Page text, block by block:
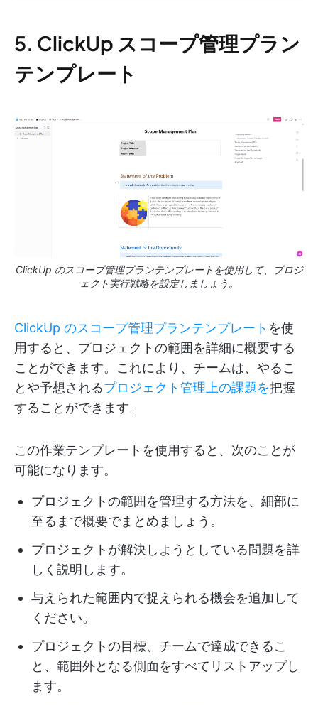
5. ClickUp スコープ管理プラン
テンプレート
ClickUp のスコープ管理プランテンプレートを使用して、プロジ
ェクト実行戦略を設定しましょう。
ClickUp のスコープ管理プランテンプレート を使
用すると、プロジェクトの範囲を詳細に概要する
ことができます。これにより、チームは、やるこ
とや予想されるプロジェクト管理上の課題を把握
することができます。
この作業テンプレートを使用すると、次のことが
可能になります。
プロジェクトの範囲を管理する方法を、細部に
至るまで概要でまとめましょう。
プロジェクトが解決しようとしている問題を詳
しく説明します。
与えられた範囲内で捉えられる機会を追加して
ください。
プロジェクトの目標、チームで達成できるこ
と、範囲外となる側面をすべてリストアップし
ます。